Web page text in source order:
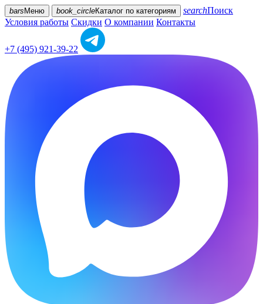
bars Меню book_circleКаталог по категориям searchПоиск
Условия работы Скидки О компании Контакты
+7 (495) 921-39-22